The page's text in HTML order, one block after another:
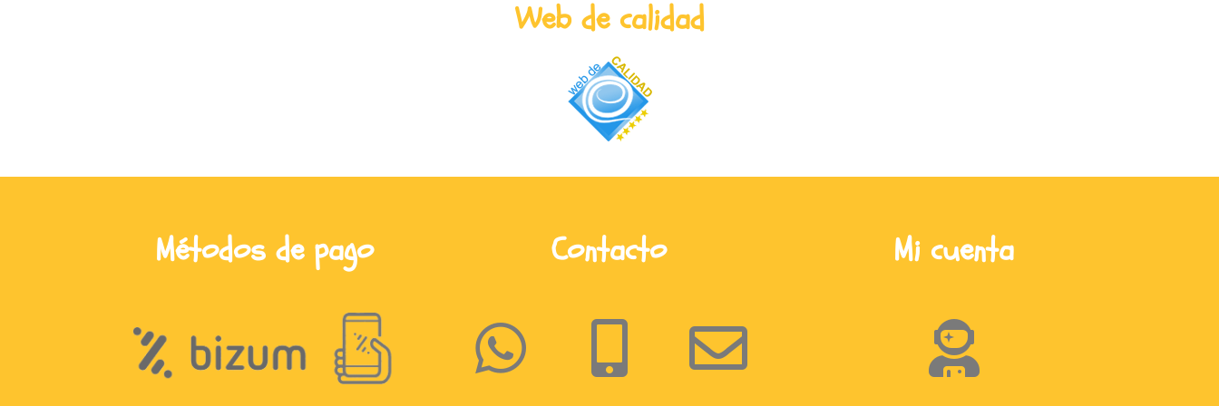
Web de calidad
Métodos de pago Contacto Mi cuenta